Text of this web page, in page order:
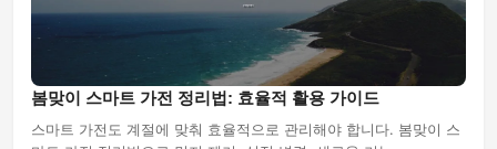
봄맞이 스마트 가전 정리법: 효율적 활용 가이드
스마트 가전도 계절에 맞춰 효율적으로 관리해야 합니다. 봄맞이 스